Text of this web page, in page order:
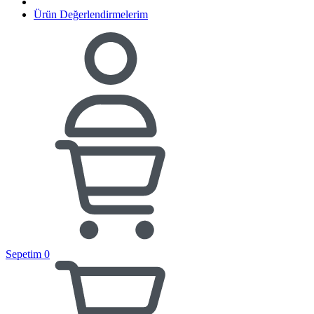
Ürün Değerlendirmelerim
Sepetim 0